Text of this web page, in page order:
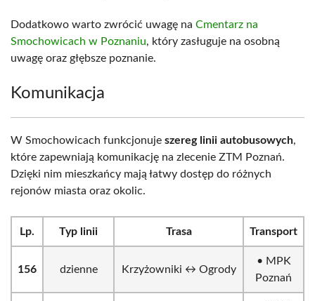
Dodatkowo warto zwrócić uwagę na Cmentarz na
Smochowicach w Poznaniu, który zasługuje na osobną
uwagę oraz głębsze poznanie.
Komunikacja
W Smochowicach funkcjonuje szereg linii autobusowych,
które zapewniają komunikację na zlecenie ZTM Poznań.
Dzięki nim mieszkańcy mają łatwy dostęp do różnych
rejonów miasta oraz okolic.
Lp. Typ linii Trasa Transport
156 dzienne Krzyżowniki ↔ Ogrody
• MPK
Poznań